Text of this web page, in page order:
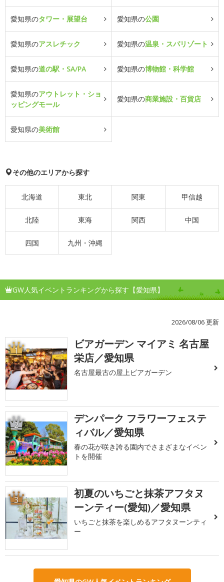
愛知県のタワー・展望台 愛知県の公園
愛知県のアスレチック 愛知県の温泉・スパリゾート
愛知県の道の駅・SA/PA 愛知県の博物館・科学館
愛知県のアウトレット・ショ
ッピングモール
愛知県の商業施設・百貨店
愛知県の美術館
その他のエリアから探す
北海道 東北 関東 甲信越
北陸 東海 関西 中国
四国 九州・沖縄
GW人気イベントランキングから探す【愛知県】
2026/08/06 更新
1
ビアガーデン マイアミ 名古屋
栄店／愛知県
名古屋最古の屋上ビアガーデン
2
デンパーク フラワーフェステ
ィバル／愛知県
春の花が咲き誇る園内でさまざまなイベン
トを開催
3
初夏のいちごと抹茶アフタヌ
ーンティー(愛知)／愛知県
いちごと抹茶を楽しめるアフタヌーンティ
ー